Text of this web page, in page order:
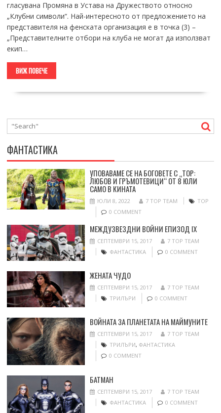
гласувана Промяна в Устава на Дружеството относно
„Клубни символи“. Най-интересното от предложението на
представителя на фенската организация е в точка (3) –
„Представителните отбори на клуба не могат да използват
екип…
ВИЖ ПОВЕЧЕ
ФАНТАСТИКА
УПОВАВАМЕ СЕ НА БОГОВЕТЕ С „ТОР:
ЛЮБОВ И ГРЪМОТЕВИЦИ“ ОТ 8 ЮЛИ
САМО В КИНАТА
ЮЛИ 8, 2022 7 TOP TEAM
ТОР
0 COMMENT
МЕЖДУЗВЕЗДНИ ВОЙНИ ЕПИЗОД IX
СЕПТЕМВРИ 15, 2017
7 TOP TEAM
ФАНТАСТИКА
0 COMMENT
ЖЕНАТА ЧУДО
СЕПТЕМВРИ 15, 2017
7 TOP TEAM
ТРИЛЪРИ
0 COMMENT
ВОЙНАТА ЗА ПЛАНЕТАТА НА МАЙМУНИТЕ
СЕПТЕМВРИ 15, 2017
7 TOP TEAM
ТРИЛЪРИ, ФАНТАСТИКА
0 COMMENT
БАТМАН
СЕПТЕМВРИ 15, 2017
7 TOP TEAM
ФАНТАСТИКА
0 COMMENT